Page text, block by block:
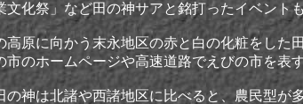
文化祭」など田の神サアと銘打ったイベント
原に向かう末永地区の赤と白の化粧をした
市のホームページや高速道路でえびの市を表
神は北諸や西諸地区に比べると、農民型が